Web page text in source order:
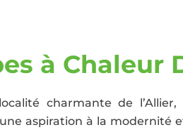
à Chaleur
charmante de
aspiration à la modernité